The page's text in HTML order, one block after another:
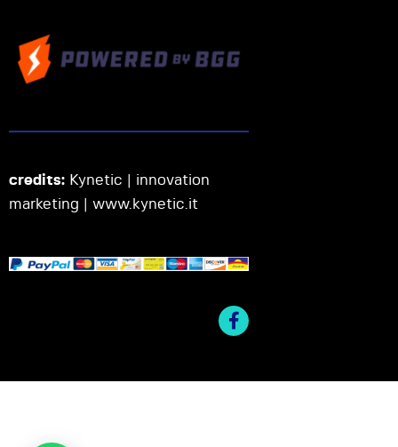
credits: Kynetic | innovation
marketing | www.kynetic.it